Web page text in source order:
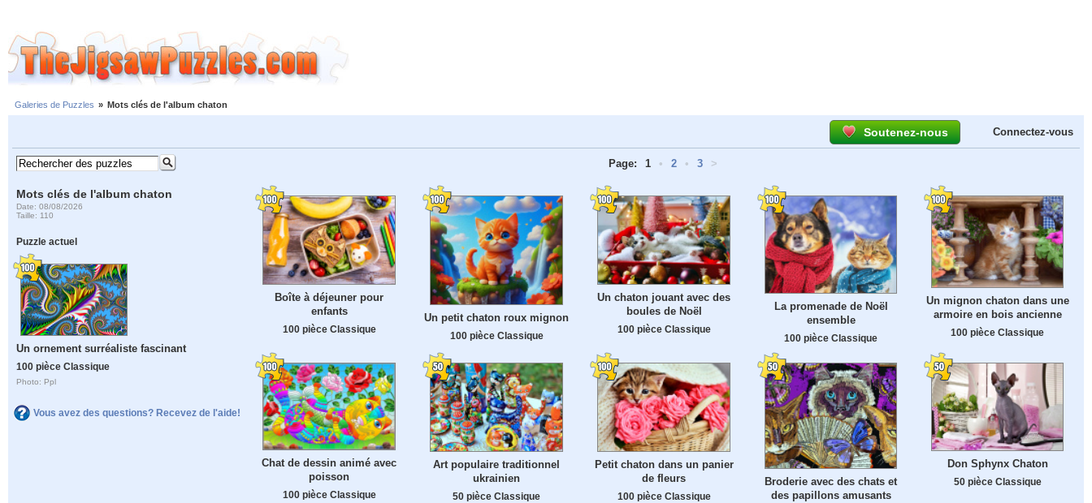
Galeries de Puzzles » Mots clés de l'album chaton
Soutenez-nous Connectez-vous
Mots clés de l'album chaton
Date: 08/08/2026
Taille: 110
Puzzle actuel
Un ornement surréaliste fascinant
100 pièce Classique
Photo: Ppl
Vous avez des questions? Recevez de l'aide!
Page: 1 • 2 • 3 >
Boîte à déjeuner pour
enfants
100 pièce Classique
Un petit chaton roux mignon
100 pièce Classique
Un chaton jouant avec des
boules de Noël
100 pièce Classique
La promenade de Noël
ensemble
100 pièce Classique
Un mignon chaton dans une
armoire en bois ancienne
100 pièce Classique
Chat de dessin animé avec
poisson
100 pièce Classique
Art populaire traditionnel
ukrainien
50 pièce Classique
Petit chaton dans un panier
de fleurs
100 pièce Classique
Broderie avec des chats et
des papillons amusants
Don Sphynx Chaton
50 pièce Classique